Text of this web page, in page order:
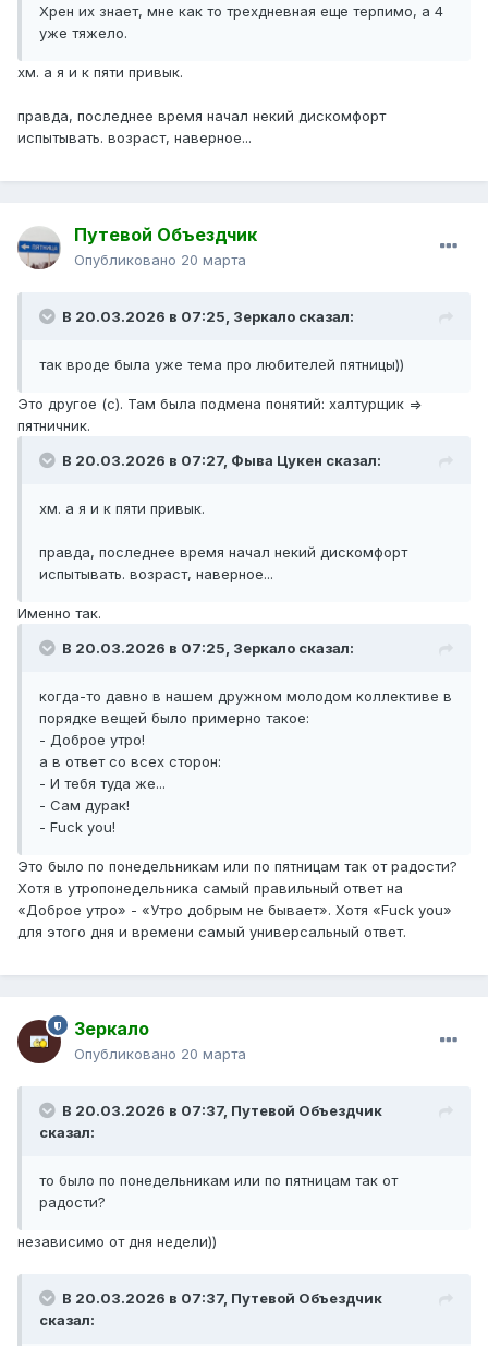
Хрен их знает, мне как то трехдневная еще терпимо, а 4
уже тяжело.
хм. а я и к пяти привык.
правда, последнее время начал некий дискомфорт
испытывать. возраст, наверное...
Путевой Объездчик
Опубликовано 20 марта
В 20.03.2026 в 07:25, Зеркало сказал:
так вроде была уже тема про любителей пятницы))
Это другое (с). Там была подмена понятий: халтурщик =>
пятничник.
В 20.03.2026 в 07:27, Фыва Цукен сказал:
хм. а я и к пяти привык.
правда, последнее время начал некий дискомфорт
испытывать. возраст, наверное...
Именно так.
В 20.03.2026 в 07:25, Зеркало сказал:
когда-то давно в нашем дружном молодом коллективе в
порядке вещей было примерно такое:
- Доброе утро!
а в ответ со всех сторон:
- И тебя туда же...
- Сам дурак!
- Fuck you!
Это было по понедельникам или по пятницам так от радости?
Хотя в утропонедельника самый правильный ответ на
«Доброе утро» - «Утро добрым не бывает». Хотя «Fuck you»
для этого дня и времени самый универсальный ответ.
Зеркало
Опубликовано 20 марта
В 20.03.2026 в 07:37, Путевой Объездчик
сказал:
то было по понедельникам или по пятницам так от
радости?
независимо от дня недели))
В 20.03.2026 в 07:37, Путевой Объездчик
сказал: